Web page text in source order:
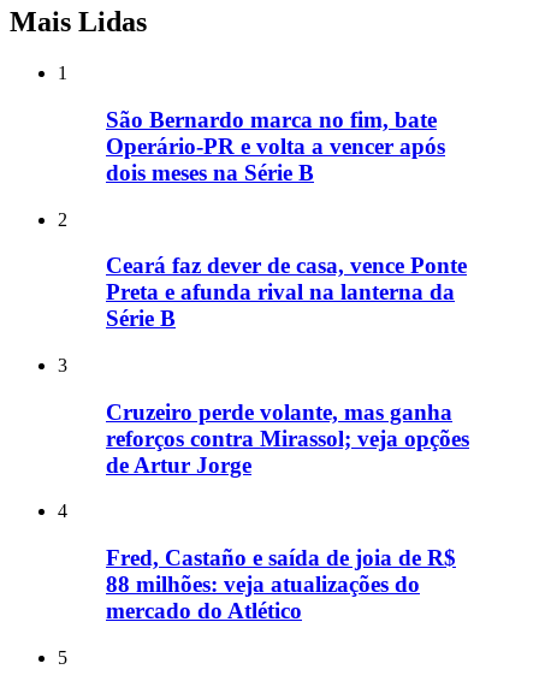
Mais Lidas
1
São Bernardo marca no fim, bate
Operário-PR e volta a vencer após
dois meses na Série B
2
Ceará faz dever de casa, vence Ponte
Preta e afunda rival na lanterna da
Série B
3
Cruzeiro perde volante, mas ganha
reforços contra Mirassol; veja opções
de Artur Jorge
4
Fred, Castaño e saída de joia de R$
88 milhões: veja atualizações do
mercado do Atlético
5